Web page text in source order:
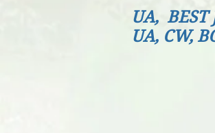
UA, B
UA, CW,